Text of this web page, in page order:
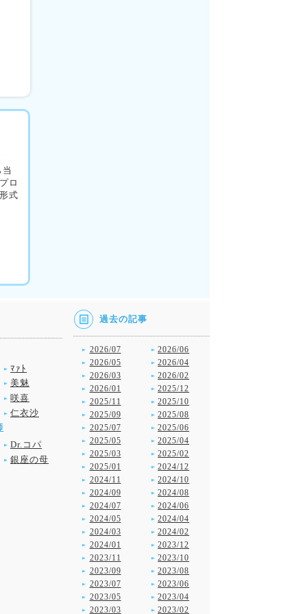
ロ
式
ﾏｧﾄ
美魅
咲喜
仁衣沙
Dr.コパ
銀座の母
過去の記事
2026/07
2026/06
2026/05
2026/04
2026/03
2026/02
2026/01
2025/12
2025/11
2025/10
2025/09
2025/08
2025/07
2025/06
2025/05
2025/04
2025/03
2025/02
2025/01
2024/12
2024/11
2024/10
2024/09
2024/08
2024/07
2024/06
2024/05
2024/04
2024/03
2024/02
2024/01
2023/12
2023/11
2023/10
2023/09
2023/08
2023/07
2023/06
2023/05
2023/04
2023/03
2023/02